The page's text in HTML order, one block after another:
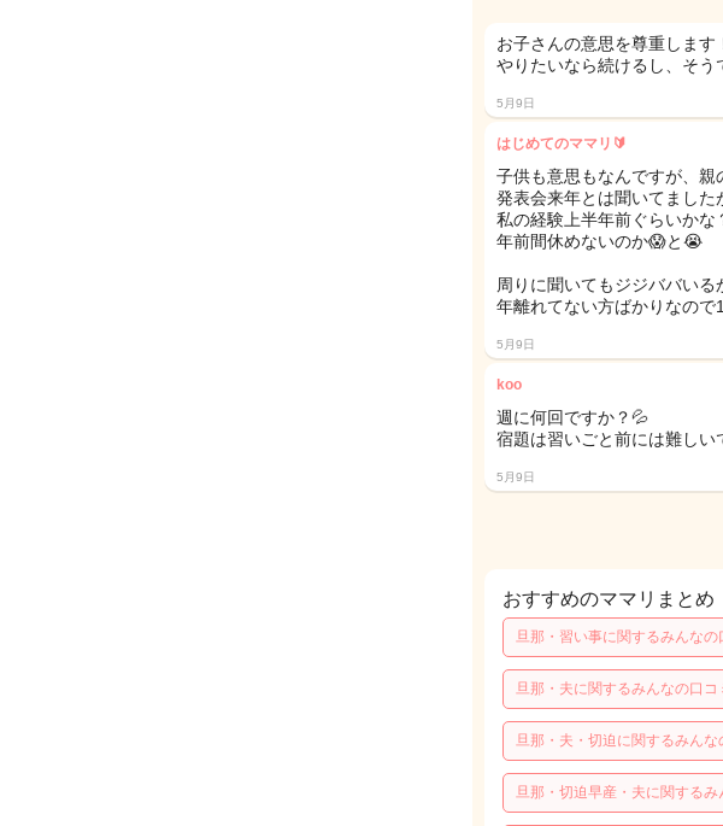
お子さんの意思を尊重します
やりたいなら続けるし、そ
5月9日
はじめてのママリ🔰
子供も意思もなんですが、
発表会来年とは聞いてました
私の経験上半年前ぐらいかな
年前間休めないのか😱と😭
周りに聞いてもジジババい
年離れてない方ばかりなので
5月9日
koo
週に何回ですか？💦
宿題は習いごと前には難しい
5月9日
おすすめのママリまとめ
旦那・習い事に関するみんな
旦那・夫に関するみんなの口コ
旦那・夫・切迫に関するみん
旦那・切迫早産・夫に関する